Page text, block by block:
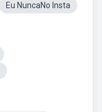
Eu NuncaNo Insta